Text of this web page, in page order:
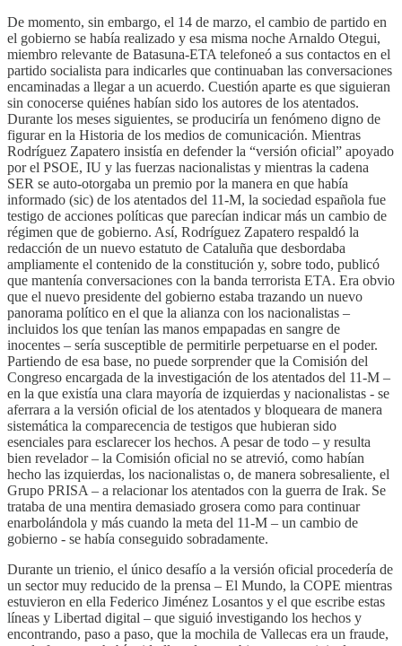
De momento, sin embargo, el 14 de marzo, el cambio de partido en
el gobierno se había realizado y esa misma noche Arnaldo Otegui,
miembro relevante de Batasuna-ETA telefoneó a sus contactos en el
partido socialista para indicarles que continuaban las conversaciones
encaminadas a llegar a un acuerdo. Cuestión aparte es que siguieran
sin conocerse quiénes habían sido los autores de los atentados.
Durante los meses siguientes, se produciría un fenómeno digno de
figurar en la Historia de los medios de comunicación. Mientras
Rodríguez Zapatero insistía en defender la “versión oficial” apoyado
por el PSOE, IU y las fuerzas nacionalistas y mientras la cadena
SER se auto-otorgaba un premio por la manera en que había
informado (sic) de los atentados del 11-M, la sociedad española fue
testigo de acciones políticas que parecían indicar más un cambio de
régimen que de gobierno. Así, Rodríguez Zapatero respaldó la
redacción de un nuevo estatuto de Cataluña que desbordaba
ampliamente el contenido de la constitución y, sobre todo, publicó
que mantenía conversaciones con la banda terrorista ETA. Era obvio
que el nuevo presidente del gobierno estaba trazando un nuevo
panorama político en el que la alianza con los nacionalistas –
incluidos los que tenían las manos empapadas en sangre de
inocentes – sería susceptible de permitirle perpetuarse en el poder.
Partiendo de esa base, no puede sorprender que la Comisión del
Congreso encargada de la investigación de los atentados del 11-M –
en la que existía una clara mayoría de izquierdas y nacionalistas - se
aferrara a la versión oficial de los atentados y bloqueara de manera
sistemática la comparecencia de testigos que hubieran sido
esenciales para esclarecer los hechos. A pesar de todo – y resulta
bien revelador – la Comisión oficial no se atrevió, como habían
hecho las izquierdas, los nacionalistas o, de manera sobresaliente, el
Grupo PRISA – a relacionar los atentados con la guerra de Irak. Se
trataba de una mentira demasiado grosera como para continuar
enarbolándola y más cuando la meta del 11-M – un cambio de
gobierno - se había conseguido sobradamente.
Durante un trienio, el único desafío a la versión oficial procedería de
un sector muy reducido de la prensa – El Mundo, la COPE mientras
estuvieron en ella Federico Jiménez Losantos y el que escribe estas
líneas y Libertad digital – que siguió investigando los hechos y
encontrando, paso a paso, que la mochila de Vallecas era un fraude,